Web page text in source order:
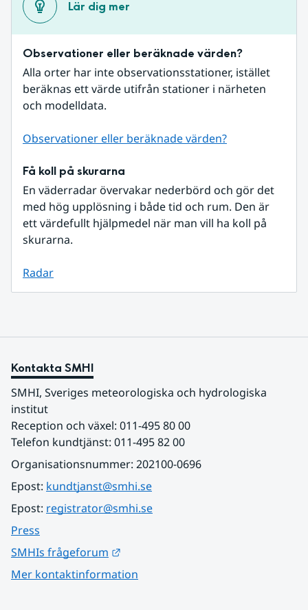
Lär dig mer
Observationer eller beräknade värden?
Alla orter har inte observationsstationer, istället
beräknas ett värde utifrån stationer i närheten
och modelldata.
Observationer eller beräknade värden?
Få koll på skurarna
En väderradar övervakar nederbörd och gör det
med hög upplösning i både tid och rum. Den är
ett värdefullt hjälpmedel när man vill ha koll på
skurarna.
Radar
Kontakta SMHI
SMHI, Sveriges meteorologiska och hydrologiska
institut
Reception och växel: 011-495 80 00
Telefon kundtjänst: 011-495 82 00
Organisationsnummer: 202100-0696
Epost: kundtjanst@smhi.se
Epost: registrator@smhi.se
Press
SMHIs frågeforum
Mer kontaktinformation